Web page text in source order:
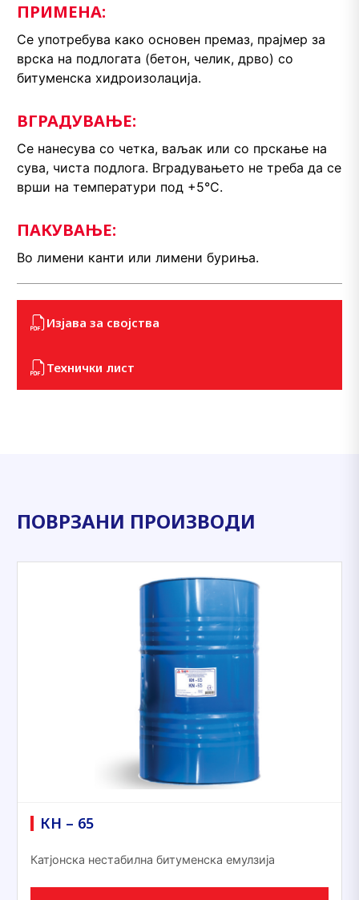
ПРИМЕНА:
Се употребува како основен премаз, прајмер за
врска на подлогата (бетон, челик, дрво) со
битуменска хидроизолација.
ВГРАДУВАЊЕ:
Се нанесува со четка, ваљак или со прскање на
сува, чиста подлога. Вградувањето не треба да се
врши на температури под +5°С.
ПАКУВАЊЕ:
Во лимени канти или лимени буриња.
Изјава за својства
Технички лист
ПОВРЗАНИ ПРОИЗВОДИ
КН – 65
Катјонска нестабилна битуменска емулзија